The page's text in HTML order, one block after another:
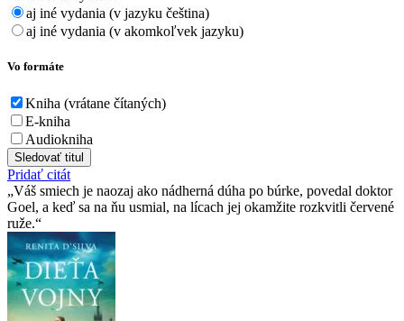
aj iné vydania (v jazyku čeština)
aj iné vydania (v akomkoľvek jazyku)
Vo formáte
Kniha (vrátane čítaných)
E-kniha
Audiokniha
Sledovať titul
Pridať citát
Váš smiech je naozaj ako nádherná dúha po búrke, povedal doktor
Goel, a keď sa na ňu usmial, na lícach jej okamžite rozkvitli červené
ruže.